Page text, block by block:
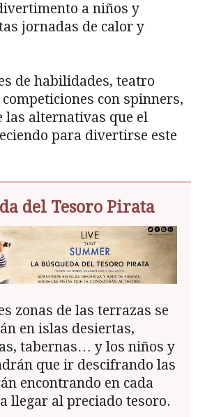
a niños y
jornadas de calor y
de habilidades, teatro
con spinners,
las alternativas que el
para divertirse este
del Tesoro Pirata
zonas de las terrazas se
en islas desiertas,
tabernas… y los niños y
que ir descifrando las
encontrando en cada
llegar al preciado tesoro.